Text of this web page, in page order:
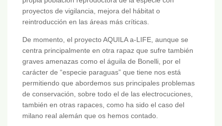
proyectos de vigilancia, mejora del hábitat o
reintroducción en las áreas más críticas.
De momento, el proyecto AQUILA a-LIFE, aunque se
centra principalmente en otra rapaz que sufre también
graves amenazas como el águila de Bonelli, por el
carácter de “especie paraguas” que tiene nos está
permitiendo que abordemos sus principales problemas
de conservación, sobre todo el de las electrocuciones,
también en otras rapaces, como ha sido el caso del
milano real alemán que os hemos contado.